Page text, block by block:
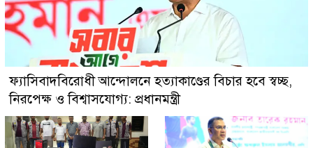
ফ্যাসিবাদবিরোধী আন্দোলনে হত্যাকাণ্ডের বিচার হবে স্বচ্ছ,
নিরপেক্ষ ও বিশ্বাসযোগ্য: প্রধানমন্ত্রী